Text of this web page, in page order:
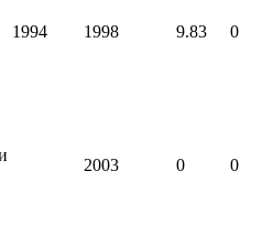
1994 1998 9.83 0
2003 0 0